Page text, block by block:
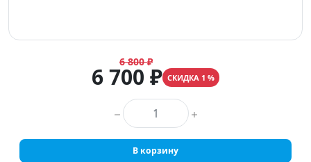
6 800 ₽
6 700 ₽ СКИДКА 1 %
Количество товара
В корзину